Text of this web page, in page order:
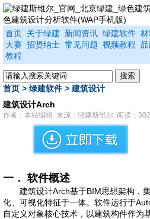
首页 关于绿建 新闻资讯 绿建软件
大赛 招贤纳士 常见问题 视频教程
教程
首页 > 绿建软件> 建筑设计
建筑设计Arch
作者：本站编辑 来源：绿建斯维尔 阅读：
一． 软件概述
建筑设计Arch基于BIM思想架构，
化、可视化特征于一体。软件运行于
自定义对象核心技术，以建筑构件作为